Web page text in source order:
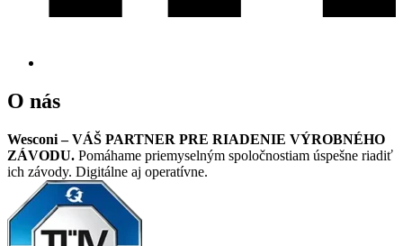
O nás
Wesconi – VÁŠ PARTNER PRE RIADENIE VÝROBNÉHO
ZÁVODU. Pomáhame priemyselným spoločnostiam úspešne riadiť
ich závody. Digitálne aj operatívne.